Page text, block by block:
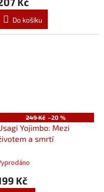
Do košíku
249 Kč –20 %
Yojimbo: Mezi
a smrtí
Kč